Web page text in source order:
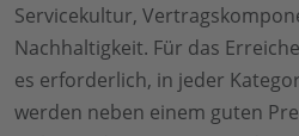
Servicekultur,
Nachhaltigkeit. Für das
es erforderlich, in jeder
werden neben einem guten